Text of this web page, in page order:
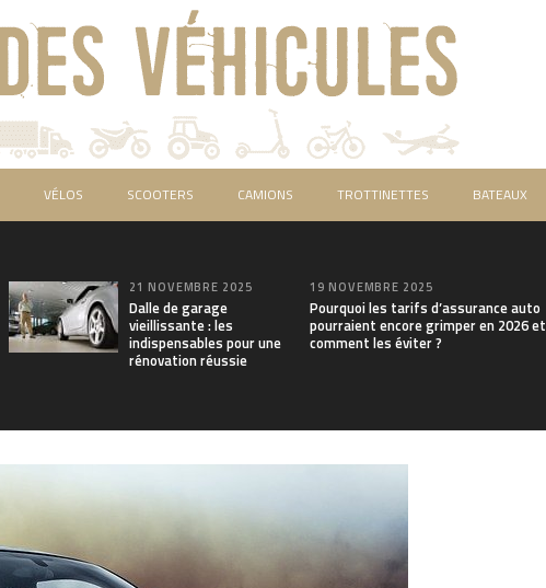
VÉLOS SCOOTERS CAMIONS TROTTINETTES BATEAUX
21 NOVEMBRE 2025
Dalle de garage
vieillissante : les
indispensables pour une
rénovation réussie
19 NOVEMBRE 2025
Pourquoi les tarifs d’assurance auto
pourraient encore grimper en 2026 et
comment les éviter ?